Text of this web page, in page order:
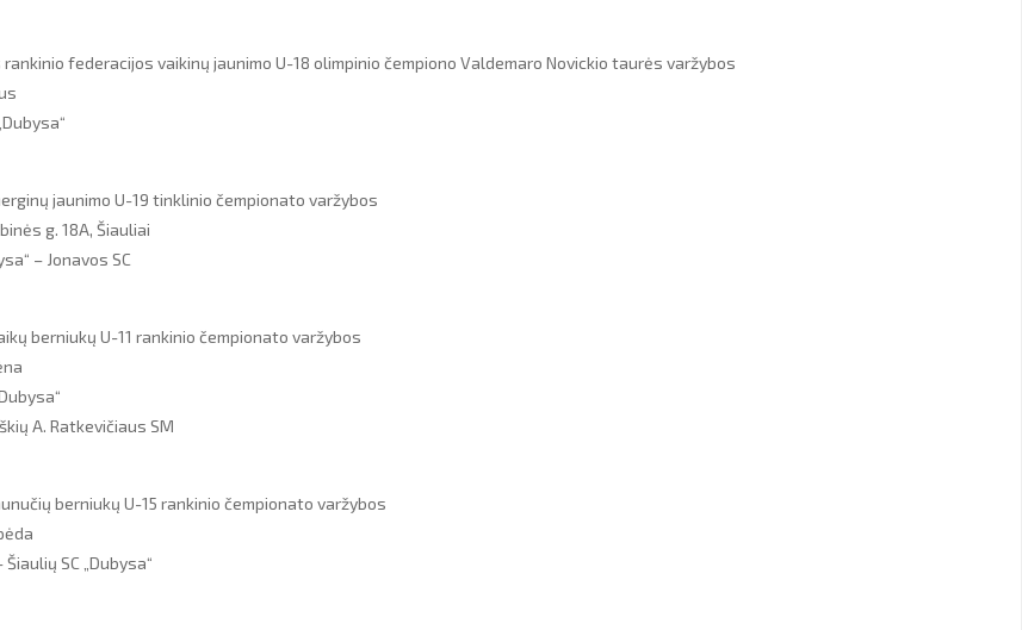
federacijos vaikinų jaunimo U-18 olimpinio čempiono Valdemaro Novickio taurės varžybos
jaunimo U-19 tinklinio čempionato varžybos
g. 18A, Šiauliai
– Jonavos SC
berniukų U-11 rankinio čempionato varžybos
A. Ratkevičiaus SM
berniukų U-15 rankinio čempionato varžybos
SC „Dubysa“